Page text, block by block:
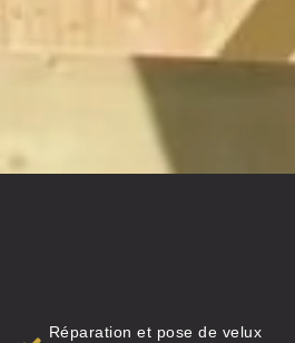
Réparation et pose de velux